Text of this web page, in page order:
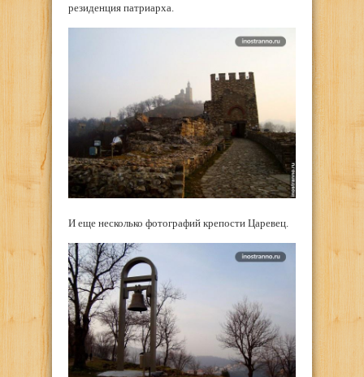
резиденция патриарха.
И еще несколько фотографий крепости Царевец.